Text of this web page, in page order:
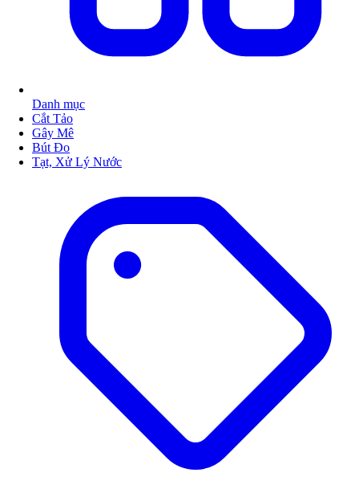
Danh mục
Cắt Tảo
Gây Mê
Bút Đo
Tạt, Xử Lý Nước